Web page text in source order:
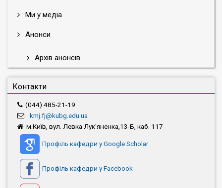
Ми у медіа
Анонси
Архів анонсів
Контакти
(044) 485-21-19
kmj.fj@kubg.edu.ua
м.Київ, вул. Левка Лук'яненка,13-Б, каб. 117
Профіль кафедри у Google Scholar
Профіль кафедри у Facebook